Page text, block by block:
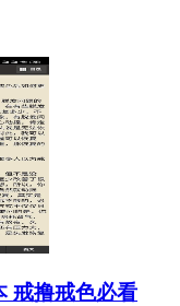
戒撸戒色必看